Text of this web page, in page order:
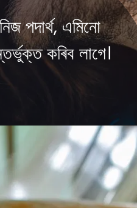
পদাৰ্থ, এমিনো
কৰিব লাগে।